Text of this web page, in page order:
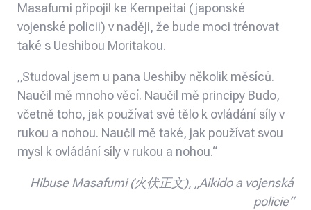
Masafumi připojil ke Kempeitai (japonské
vojenské policii) v naději, že bude moci trénovat
také s Ueshibou Moritakou.
„Studoval jsem u pana Ueshiby několik měsíců.
Naučil mě mnoho věcí. Naučil mě principy Budo,
včetně toho, jak používat své tělo k ovládání síly v
rukou a nohou. Naučil mě také, jak používat svou
mysl k ovládání síly v rukou a nohou.“
Hibuse Masafumi (火伏正文), „Aikido a vojenská
policie“